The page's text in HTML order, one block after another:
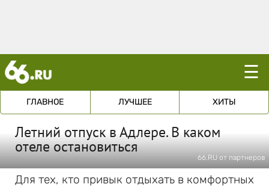
☰
ГЛАВНОЕ ЛУЧШЕЕ ХИТЫ
Летний отпуск в Адлере. В каком
отеле остановиться
66.RU от партнеров
Для тех, кто привык отдыхать в комфортных